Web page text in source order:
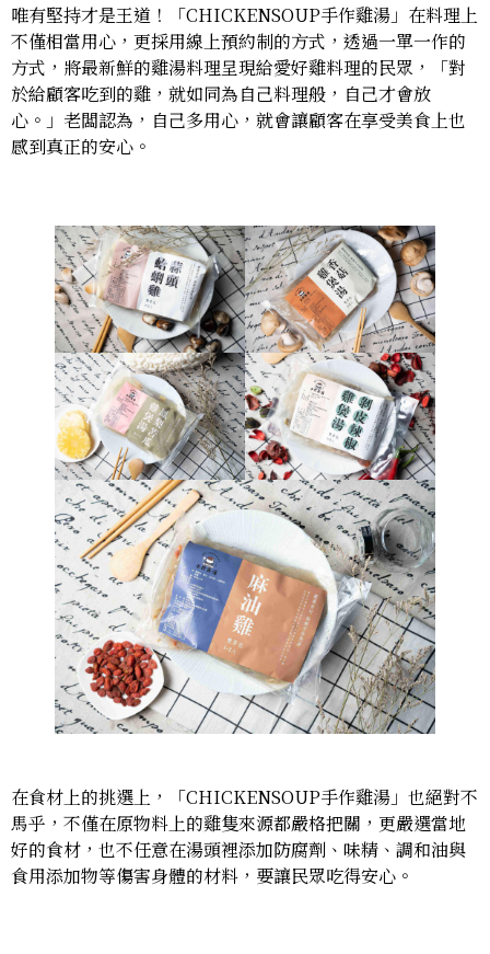
唯有堅持才是王道！「CHICKENSOUP手作雞湯」在料理上
不僅相當用心，更採用線上預約制的方式，透過一單一作的
方式，將最新鮮的雞湯料理呈現給愛好雞料理的民眾，「對
於給顧客吃到的雞，就如同為自己料理般，自己才會放
心。」老闆認為，自己多用心，就會讓顧客在享受美食上也
感到真正的安心。
在食材上的挑選上，「CHICKENSOUP手作雞湯」也絕對不
馬乎，不僅在原物料上的雞隻來源都嚴格把關，更嚴選當地
好的食材，也不任意在湯頭裡添加防腐劑、味精、調和油與
食用添加物等傷害身體的材料，要讓民眾吃得安心。